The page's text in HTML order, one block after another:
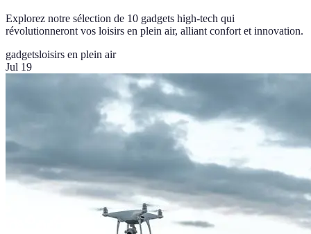
Explorez notre sélection de 10 gadgets high-tech qui
révolutionneront vos loisirs en plein air, alliant confort et innovation.
gadgetsloisirs en plein air
Jul 19